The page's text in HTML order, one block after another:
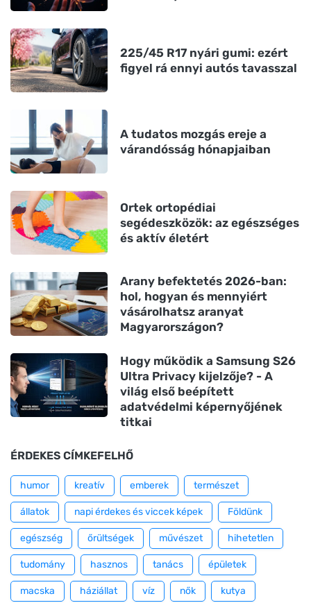
225/45 R17 nyári gumi: ezért
figyel rá ennyi autós tavasszal
A tudatos mozgás ereje a
várandósság hónapjaiban
Ortek ortopédiai
segédeszközök: az egészséges
és aktív életért
Arany befektetés 2026-ban:
hol, hogyan és mennyiért
vásárolhatsz aranyat
Magyarországon?
Hogy működik a Samsung S26
Ultra Privacy kijelzője? - A
világ első beépített
adatvédelmi képernyőjének
titkai
ÉRDEKES CÍMKEFELHŐ
humor kreatív emberek természet
állatok napi érdekes és viccek képek Földünk
egészség őrültségek művészet hihetetlen
tudomány hasznos tanács épületek
macska háziállat víz nők kutya